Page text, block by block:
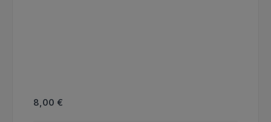
Regulärer Preis:
8,00 €